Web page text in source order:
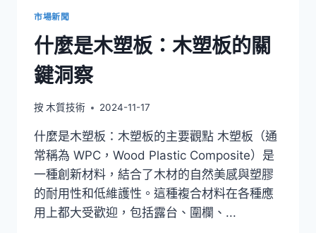
類
型
市場新聞
什麼是木塑板：木塑板的關
鍵洞察
按 木質技術 2024-11-17
什麼是木塑板：木塑板的主要觀點 木塑板（通
常稱為 WPC，Wood Plastic Composite）是
一種創新材料，結合了木材的自然美感與塑膠
的耐用性和低維護性。這種複合材料在各種應
用上都大受歡迎，包括露台、圍欄、...